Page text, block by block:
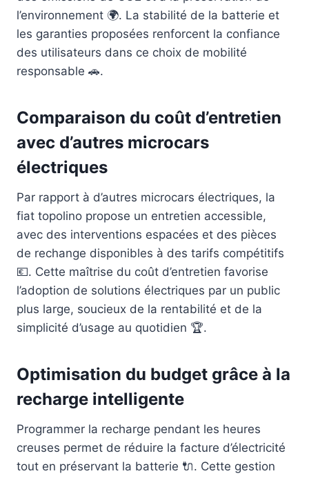
l’environnement 🌍. La stabilité de la batterie et
les garanties proposées renforcent la confiance
des utilisateurs dans ce choix de mobilité
responsable 🚗.
Comparaison du coût d’entretien
avec d’autres microcars
électriques
Par rapport à d’autres microcars électriques, la
fiat topolino propose un entretien accessible,
avec des interventions espacées et des pièces
de rechange disponibles à des tarifs compétitifs
💶. Cette maîtrise du coût d’entretien favorise
l’adoption de solutions électriques par un public
plus large, soucieux de la rentabilité et de la
simplicité d’usage au quotidien 🏆.
Optimisation du budget grâce à la
recharge intelligente
Programmer la recharge pendant les heures
creuses permet de réduire la facture d’électricité
tout en préservant la batterie 🔌. Cette gestion